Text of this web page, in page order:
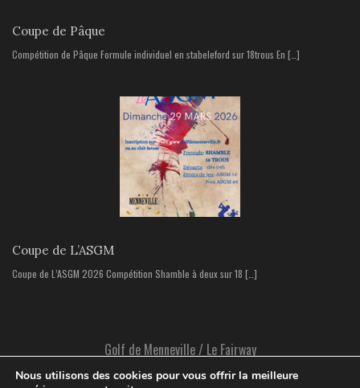
Coupe de Pâque
Compétition de Pâque Formule individuel en stabeleford sur 18trous En […]
Coupe de L’ASGM
Coupe de L’ASGM 2026 Compétition Shamble à deux sur 18 […]
Golf de Menneville / Le Fairway
Nous utilisons des cookies pour vous offrir la meilleure